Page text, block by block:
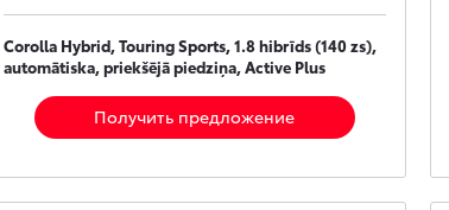
Corolla Hybrid, Touring Sports, 1.8 hibrīds (140 zs),
automātiska, priekšējā piedziņa, Active Plus
Получить предложение